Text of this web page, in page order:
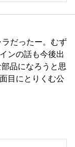
だったー。むず
ンの話も今後出
品になろうと思
目にとりくむ公